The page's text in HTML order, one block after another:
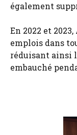
également
En 2022 et
emplois dans
réduisant ainsi
embauché